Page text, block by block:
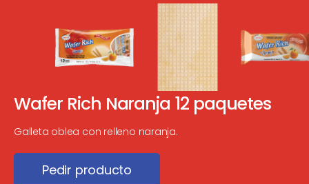
Wafer Rich Naranja 12 paquetes
Galleta oblea con relleno naranja.
Pedir producto